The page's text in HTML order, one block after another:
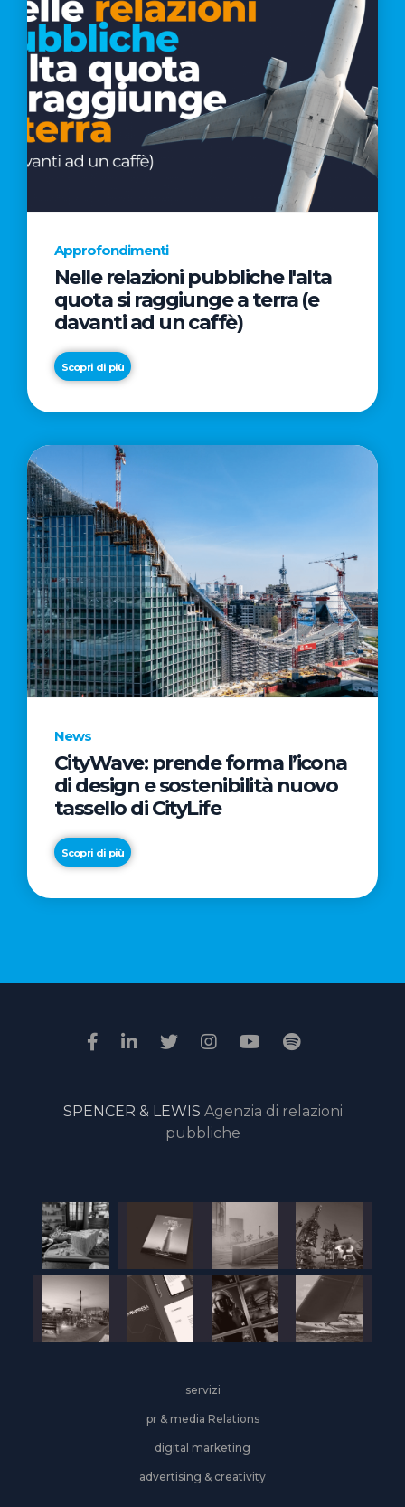
Approfondimenti
Nelle relazioni pubbliche l'alta
quota si raggiunge a terra (e
davanti ad un caffè)
Scopri di più
News
CityWave: prende forma l’icona
di design e sostenibilità nuovo
tassello di CityLife
Scopri di più
News
“Passione
il
della
giuria
online
SPENCER & LEWIS Agenzia di relazioni
pubbliche
servizi
pr & media Relations
digital marketing
advertising & creativity